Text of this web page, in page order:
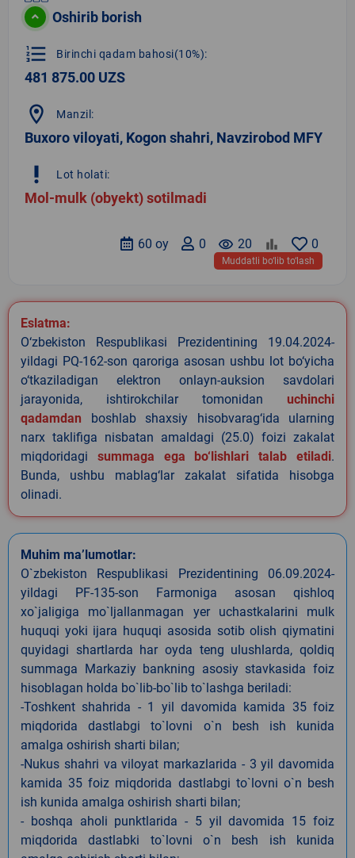
Oshirib borish
format_list_numbered Birinchi qadam bahosi(10%):
481 875.00 UZS
location_on Manzil:
Buxoro viloyati, Kogon shahri, Navzirobod MFY
priority_high Lot holati:
Mol-mulk (obyekt) sotilmadi
0
remove_red_eye 20
0
60 oy
Muddatli bo‘lib to‘lash
Eslatma:
O‘zbekiston Respublikasi Prezidentining 19.04.2024-
yildagi PQ-162-son qaroriga asosan ushbu lot bo‘yicha
o‘tkaziladigan elektron onlayn-auksion savdolari
jarayonida, ishtirokchilar tomonidan uchinchi
qadamdan boshlab shaxsiy hisobvarag‘ida ularning
narx taklifiga nisbatan amaldagi (25.0) foizi zakalat
miqdoridagi summaga ega bo‘lishlari talab etiladi.
Bunda, ushbu mablag‘lar zakalat sifatida hisobga
olinadi.
Muhim ma’lumotlar:
O`zbekiston Respublikasi Prezidentining 06.09.2024-
yildagi PF-135-son Farmoniga asosan qishloq
xo`jaligiga mo`ljallanmagan yer uchastkalarini mulk
huquqi yoki ijara huquqi asosida sotib olish qiymatini
quyidagi shartlarda har oyda teng ulushlarda, qoldiq
summaga Markaziy bankning asosiy stavkasida foiz
hisoblagan holda bo`lib-bo`lib to`lashga beriladi:
-Toshkent shahrida - 1 yil davomida kamida 35 foiz
miqdorida dastlabgi to`lovni o`n besh ish kunida
amalga oshirish sharti bilan;
-Nukus shahri va viloyat markazlarida - 3 yil davomida
kamida 35 foiz miqdorida dastlabgi to`lovni o`n besh
ish kunida amalga oshirish sharti bilan;
- boshqa aholi punktlarida - 5 yil davomida 15 foiz
miqdorida dastlabki to`lovni o`n besh ish kunida